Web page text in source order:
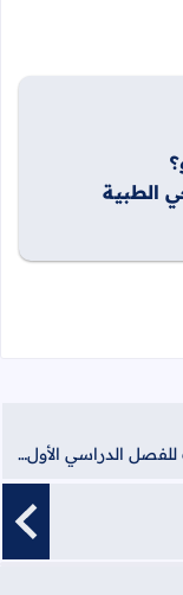
الطبية
أسئلة عامة لمادة الاتصالات والإلكترونيات للفصل الدراسي الأول - الوحدة الأولى - 2020